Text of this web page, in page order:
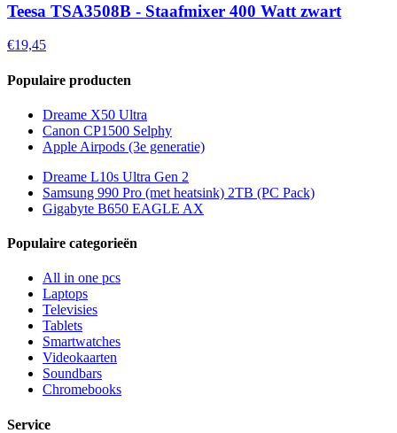
Teesa TSA3508B - Staafmixer 400 Watt zwart
€19,45
Populaire producten
Dreame X50 Ultra
Canon CP1500 Selphy
Apple Airpods (3e generatie)
Dreame L10s Ultra Gen 2
Samsung 990 Pro (met heatsink) 2TB (PC Pack)
Gigabyte B650 EAGLE AX
Populaire categorieën
All in one pcs
Laptops
Televisies
Tablets
Smartwatches
Videokaarten
Soundbars
Chromebooks
Service